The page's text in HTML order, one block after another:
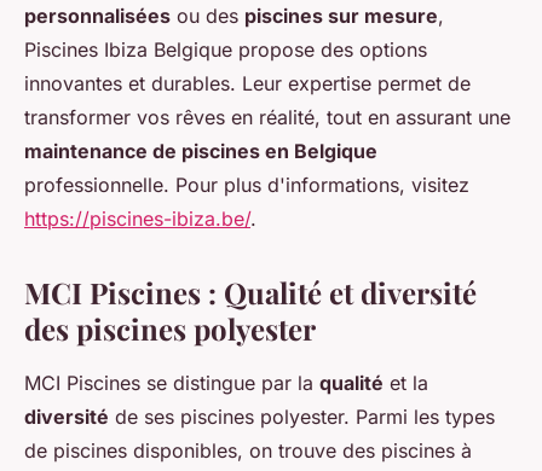
personnalisées ou des piscines sur mesure,
Piscines Ibiza Belgique propose des options
innovantes et durables. Leur expertise permet de
transformer vos rêves en réalité, tout en assurant une
maintenance de piscines en Belgique
professionnelle. Pour plus d'informations, visitez
https://piscines-ibiza.be/.
MCI Piscines : Qualité et diversité
des piscines polyester
MCI Piscines se distingue par la qualité et la
diversité de ses piscines polyester. Parmi les types
de piscines disponibles, on trouve des piscines à